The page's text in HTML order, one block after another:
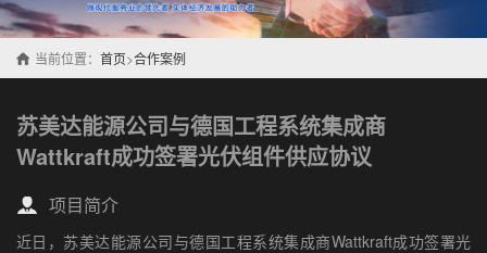
当前位置： 首页>合作案例
苏美达能源公司与德国工程系统集成商
Wattkraft成功签署光伏组件供应协议
项目简介
近日，苏美达能源公司与德国工程系统集成商Wattkraft成功签署光